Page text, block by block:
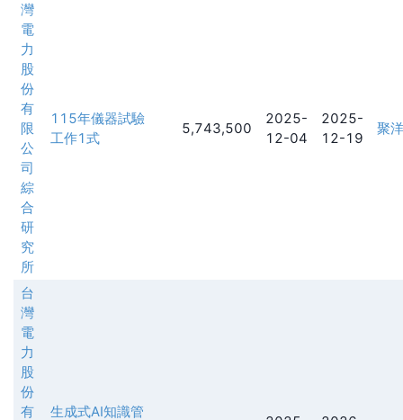
灣
電
力
股
份
有
限
公
司
綜
合
研
究
所
115年儀器試驗
工作1式
5,743,500
2025-
12-04
2025-
12-19
聚
台
灣
電
力
股
份
有
生成式AI知識管